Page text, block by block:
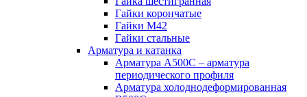
Гайки корончатые
Гайки М42
Гайки стальные
Арматура и катанка
Арматура А500С – арматура
периодического профиля
Арматура холоднодеформированная